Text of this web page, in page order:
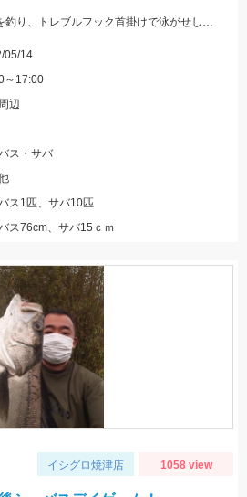
コマセ無し投げサビキで小鯖を釣り、トレブルフック首掛けで泳がせして10分でシーバスヒット。
05/14
～17:00
辺
ス・サバ
ス1匹、サバ10匹
ス76cm、サバ15ｃｍ
イシグロ焼津店 1058 view